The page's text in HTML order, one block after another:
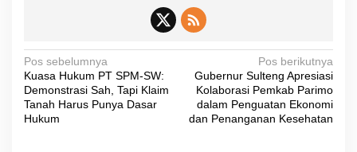
N
a
v
Pos sebelumnya
Kuasa Hukum PT SPM-SW:
Demonstrasi Sah, Tapi Klaim
Tanah Harus Punya Dasar
Hukum
Pos berikutnya
Gubernur Sulteng Apresiasi
Kolaborasi Pemkab Parimo
dalam Penguatan Ekonomi
dan Penanganan Kesehatan